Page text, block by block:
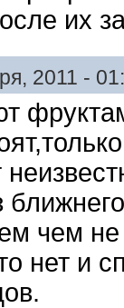
их
2011 -
чем
нет и